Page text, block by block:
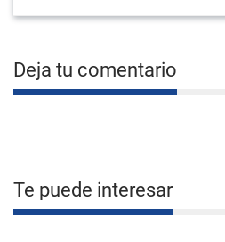
Deja tu comentario
Te puede interesar